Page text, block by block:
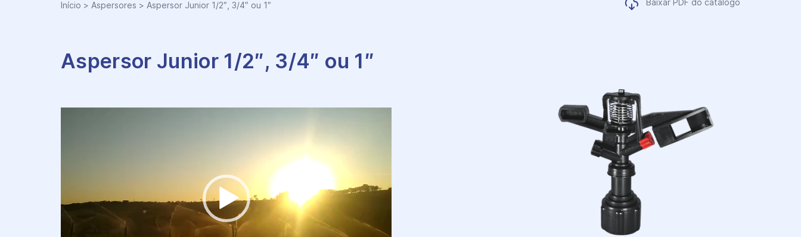
Início > Aspersores > Aspersor Junior 1/2″, 3/4″ ou 1″ Baixar PDF do catálogo
Aspersor Junior 1/2″, 3/4″ ou 1″